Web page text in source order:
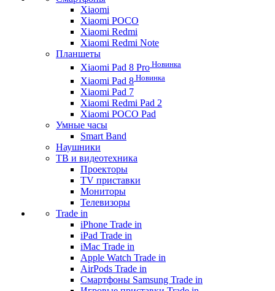
Xiaomi
Xiaomi POCO
Xiaomi Redmi
Xiaomi Redmi Note
Планшеты
Xiaomi Pad 8 Pro Новинка
Xiaomi Pad 8 Новинка
Xiaomi Pad 7
Xiaomi Redmi Pad 2
Xiaomi POCO Pad
Умные часы
Smart Band
Наушники
ТВ и видеотехника
Проекторы
TV приставки
Мониторы
Телевизоры
Trade in
iPhone Trade in
iPad Trade in
iMac Trade in
Apple Watch Trade in
AirPods Trade in
Смартфоны Samsung Trade in